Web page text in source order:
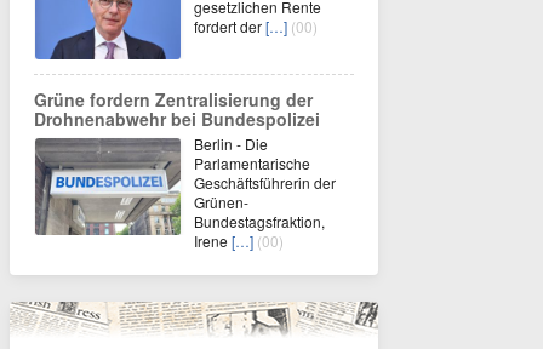
gesetzlichen Rente
fordert der[…] (00)
Grüne fordern Zentralisierung der
Drohnenabwehr bei Bundespolizei
Berlin - Die
Parlamentarische
Geschäftsführerin der
Grünen-
Bundestagsfraktion,
Irene […] (00)